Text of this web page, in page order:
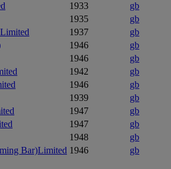
1933
gb
1935
gb
1937
gb
1946
gb
1946
gb
1942
gb
1946
gb
1939
gb
1947
gb
1947
gb
1948
gb
Bar)Limited 1946 gb